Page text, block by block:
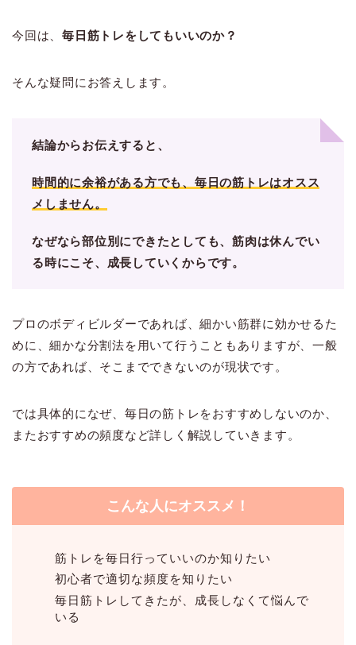
今回は、毎日筋トレをしてもいいのか？
そんな疑問にお答えします。
結論からお伝えすると、
時間的に余裕がある方でも、毎日の筋トレはオスス
メしません。
なぜなら部位別にできたとしても、筋肉は休んでい
る時にこそ、成長していくからです。
プロのボディビルダーであれば、細かい筋群に効かせるた
めに、細かな分割法を用いて行うこともありますが、一般
の方であれば、そこまでできないのが現状です。
では具体的になぜ、毎日の筋トレをおすすめしないのか、
またおすすめの頻度など詳しく解説していきます。
こんな人にオススメ！
筋トレを毎日行っていいのか知りたい
初心者で適切な頻度を知りたい
毎日筋トレしてきたが、成長しなくて悩んで
いる